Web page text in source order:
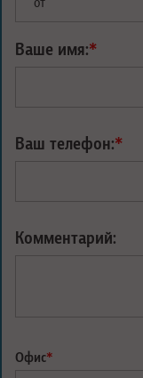
Ваше имя:*
Ваш телефон:*
Комментарий:
Офис*